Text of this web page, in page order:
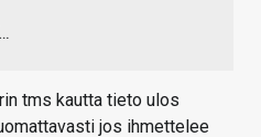
tms kautta tieto ulos
jos ihmettelee